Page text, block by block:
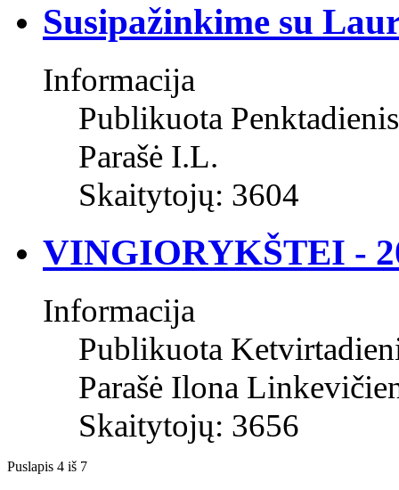
Susipažinkime su
Informacija
Publikuota
Parašė I.L.
Skaitytojų: 3604
VINGIORYKŠTEI -
Informacija
Publikuota
Parašė Ilona
Skaitytojų: 3656
Puslapis 4 iš 7